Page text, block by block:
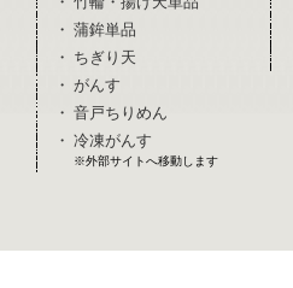
・ 蒲鉾単品
・ ちぎり天
・ がんす
・ 音戸ちりめん
・ 冷凍がんす
※外部サイトへ移動します